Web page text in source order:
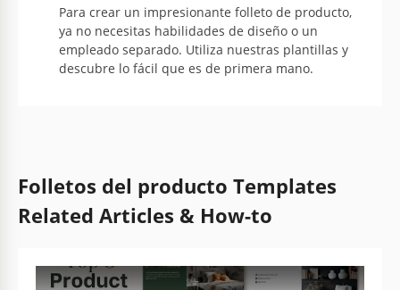
Para crear un impresionante folleto de producto,
ya no necesitas habilidades de diseño o un
empleado separado. Utiliza nuestras plantillas y
descubre lo fácil que es de primera mano.
Folletos del producto Templates
Related Articles & How-to